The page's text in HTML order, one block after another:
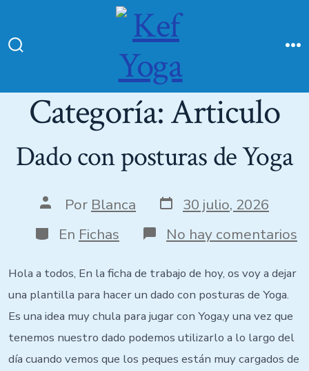
Categoría:Articulo
Dado con posturas de Yoga
Por Blanca
30 julio, 2026
En Fichas No hay comentarios
Hola a todos, En la ficha de trabajo de hoy, os voy a dejar
una plantilla para hacer un dado con posturas de Yoga.
Es una idea muy chula para jugar con Yoga,y una vez que
tenemos nuestro dado podemos utilizarlo a lo largo del
día cuando vemos que los peques están muy cargados de